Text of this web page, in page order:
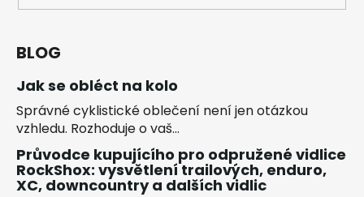
BLOG
Jak se obléct na kolo
Správné cyklistické oblečení není jen otázkou
vzhledu. Rozhoduje o vaš...
Průvodce kupujícího pro odpružené vidlice
RockShox: vysvětlení trailových, enduro,
XC, downcountry a dalších vidlic